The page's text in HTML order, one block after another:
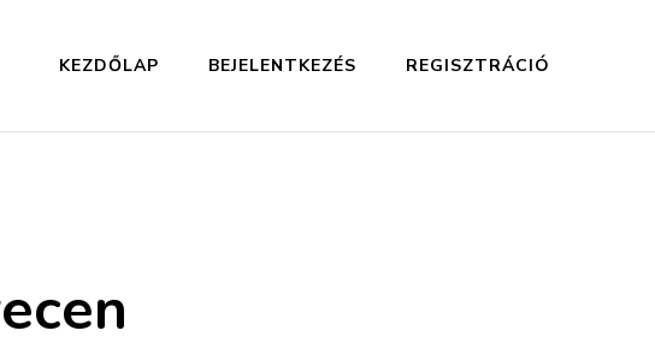
KEZDŐLAP BEJELENTKEZÉS REGISZTRÁCIÓ